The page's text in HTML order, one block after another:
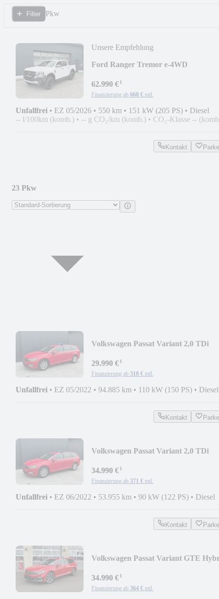
Filter Pkw
Unsere Empfehlung
Ford Ranger Tremor e-4WD
62.990 €¹
Finanzierung ab 668 € mtl.
Unfallfrei • EZ 05/2026 • 550 km • 151 kW (205 PS) • Diesel
-- l/100km (komb.) • -- g CO₂/km (komb.) • CO₂-Klasse --
Kontakt
23 Pkw
Volkswagen Passat Variant 2,0 TDi
29.990 €¹
Finanzierung ab 318 € mtl.
Unfallfrei • EZ 05/2022 • 94.885 km • 110 kW (150 PS) • Diesel
Kontakt
Volkswagen Passat Variant 2,0 TDi
34.990 €¹
Finanzierung ab 371 € mtl.
Unfallfrei • EZ 06/2022 • 53.955 km • 90 kW (122 PS) • Diesel
Kontakt
Volkswagen Passat Variant GTE
34.990 €¹
Finanzierung ab 364 € mtl.